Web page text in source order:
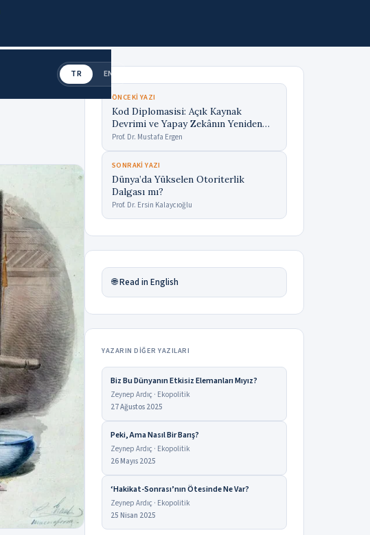
TR EN
ÖNCEKI YAZI
Kod Diplomasisi: Açık Kaynak
Devrimi ve Yapay Zekânın Yeniden
Çizeceği Küresel Paktlar
Prof. Dr. Mustafa Ergen
SONRAKI YAZI
Dünya’da Yükselen Otoriterlik
Dalgası mı?
Prof. Dr. Ersin Kalaycıoğlu
🌐 Read in English
YAZARIN DIĞER YAZILARI
Biz Bu Dünyanın Etkisiz Elemanları Mıyız?
Zeynep Ardıç · Ekopolitik
27 Ağustos 2025
Peki, Ama Nasıl Bir Barış?
Zeynep Ardıç · Ekopolitik
26 Mayıs 2025
‘Hakikat-Sonrası’nın Ötesinde Ne Var?
Zeynep Ardıç · Ekopolitik
25 Nisan 2025